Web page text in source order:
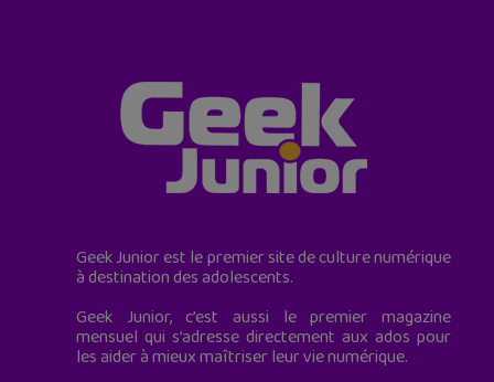
Geek Junior est le premier site de culture numérique
à destination des adolescents.
Geek Junior, c’est aussi le premier magazine
mensuel qui s’adresse directement aux ados pour
les aider à mieux maîtriser leur vie numérique.